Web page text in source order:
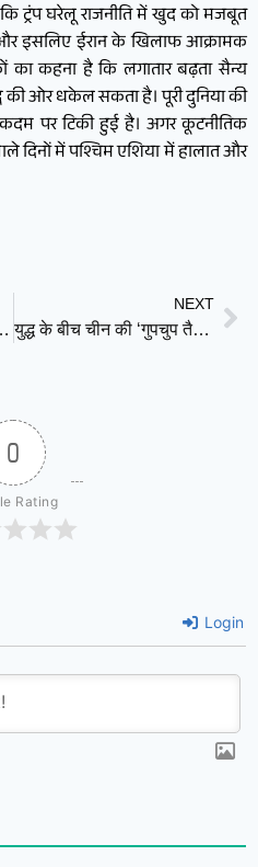
ट्रंप घरेलू राजनीति में खुद को मजबूत
इसलिए ईरान के खिलाफ आक्रामक
कहना है कि लगातार बढ़ता सैन्य
की ओर धकेल सकता है। पूरी दुनिया की
पर टिकी हुई है। अगर कूटनीतिक
दिनों में पश्चिम एशिया में हालात और
को दिखा ‘Server Error’
NEXT
युद्ध के बीच चीन की ‘गुपचुप तैयारी’ से दुनिया में टेंशन, अनाज-खाद की जमाखोरी पर बढ़ा विवाद; भारत भी सतर्क
0
Rating
Login